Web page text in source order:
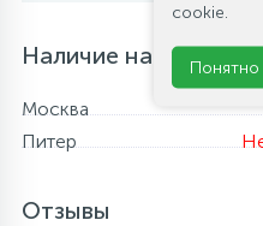
Наличие на складе
Москва
Питер
Отзывы
cookie.
Понятно